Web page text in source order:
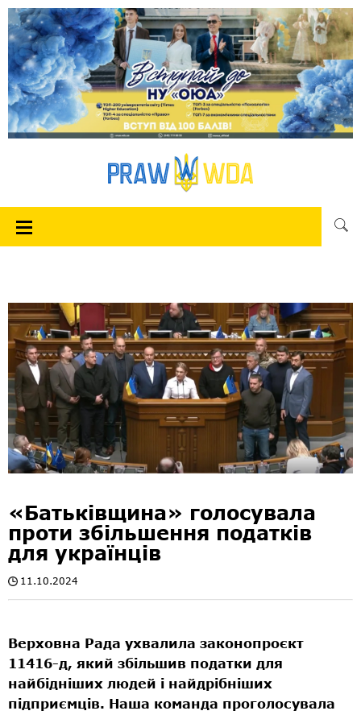
«Батьківщина» голосувала
проти збільшення податків
для українців
11.10.2024
Верховна Рада ухвалила законопроєкт
11416-д, який збільшив податки для
найбідніших людей і найдрібніших
підприємців. Наша команда проголосувала